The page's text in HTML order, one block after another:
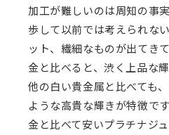
加工が難しいのは周知の事
歩して以前では考えられな
ット、繊細なものが出てきて
金と比べると、渋く上品な
他の白い貴金属と比べても
ような高貴な輝きが特徴です
金と比べて安いプラチナジ